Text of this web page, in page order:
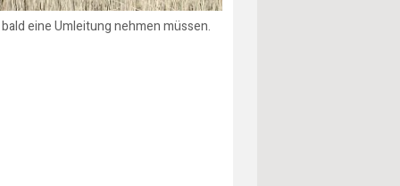
eine Umleitung nehmen müssen.